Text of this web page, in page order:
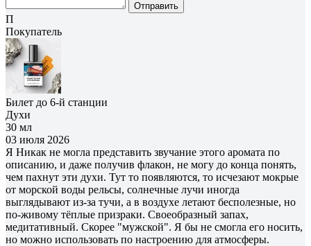
Отправить
П
Покупатель
Билет до 6-й станции
Духи
30 мл
03 июля 2026
Я Никак не могла представить звучание этого аромата по
описанию, и даже получив флакон, не могу до конца понять,
чем пахнут эти духи. Тут то появляются, то исчезают мокрые
от морской воды рельсы, солнечные лучи иногда
выглядывают из-за тучи, а в воздухе летают бесполезные, но
по-живому тёплые призраки. Своеобразный запах,
медитативный. Скорее "мужской". Я бы не смогла его носить,
но можно использовать по настроению для атмосферы.